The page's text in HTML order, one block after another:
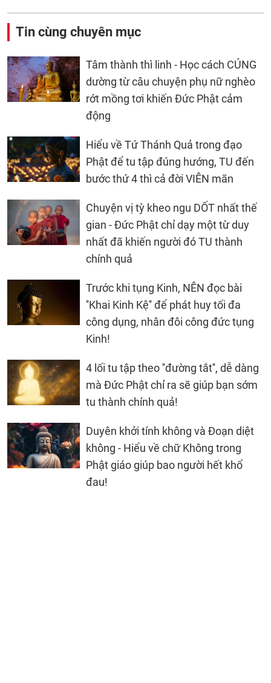
Tin cùng chuyên mục
Tâm thành thì linh - Học cách CÚNG
dường từ câu chuyện phụ nữ nghèo
rớt mồng tơi khiến Đức Phật cảm
động
Hiểu về Tứ Thánh Quả trong đạo
Phật để tu tập đúng hướng, TU đến
bước thứ 4 thì cả đời VIÊN mãn
Chuyện vị tỳ kheo ngu DỐT nhất thế
gian - Đức Phật chỉ dạy một từ duy
nhất đã khiến người đó TU thành
chính quả
Trước khi tụng Kinh, NÊN đọc bài
''Khai Kinh Kệ'' để phát huy tối đa
công dụng, nhân đôi công đức tụng
Kinh!
4 lối tu tập theo ''đường tắt'', dễ dàng
mà Đức Phật chỉ ra sẽ giúp bạn sớm
tu thành chính quả!
Duyên khởi tính không và Đoạn diệt
không - Hiểu về chữ Không trong
Phật giáo giúp bao người hết khổ
đau!